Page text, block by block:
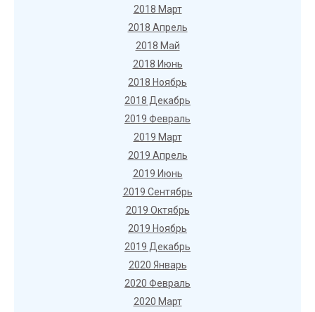
2018 Март
2018 Апрель
2018 Май
2018 Июнь
2018 Ноябрь
2018 Декабрь
2019 Февраль
2019 Март
2019 Апрель
2019 Июнь
2019 Сентябрь
2019 Октябрь
2019 Ноябрь
2019 Декабрь
2020 Январь
2020 Февраль
2020 Март